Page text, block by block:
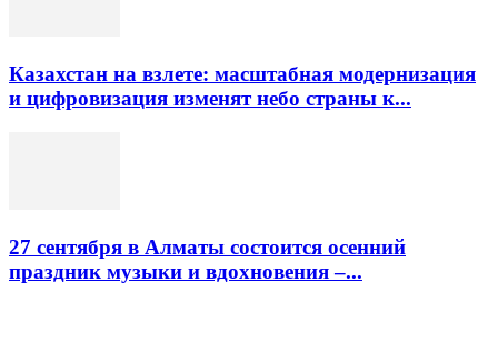
Казахстан на взлете: масштабная модернизация
и цифровизация изменят небо страны к...
27 сентября в Алматы состоится осенний
праздник музыки и вдохновения –...